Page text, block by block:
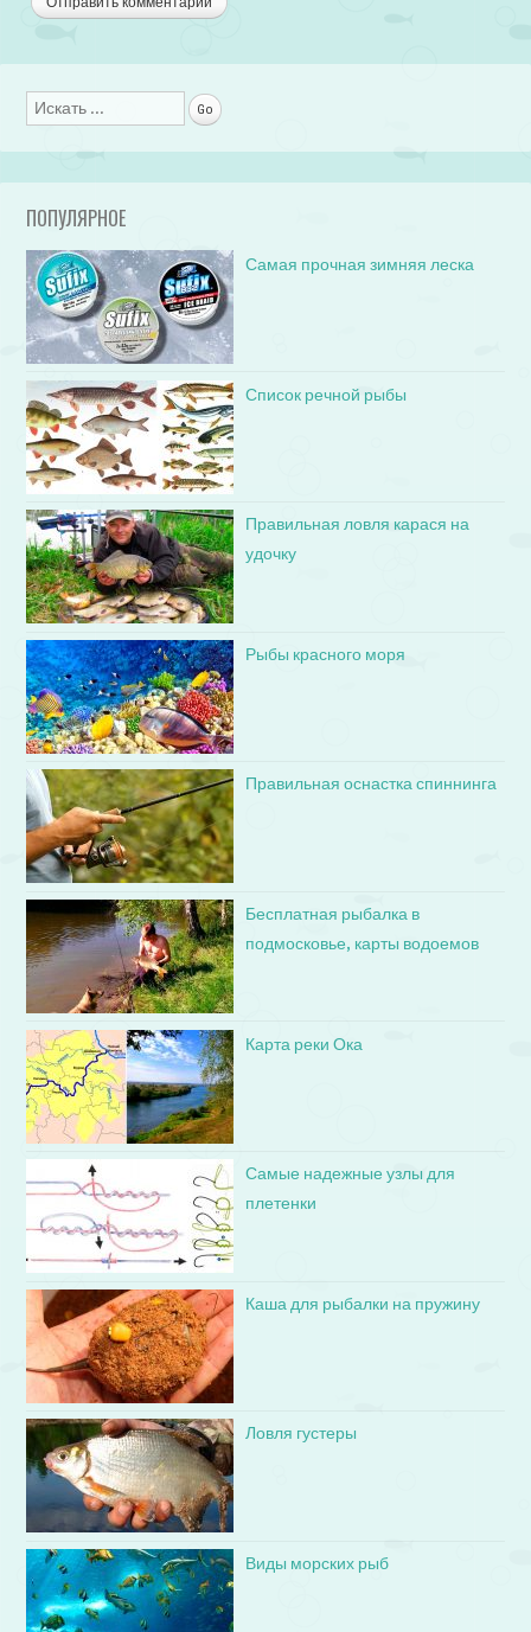
Поиск
ПОПУЛЯРНОЕ
Самая прочная зимняя леска
Список речной рыбы
Правильная ловля карася на
удочку
Рыбы красного моря
Правильная оснастка спиннинга
Бесплатная рыбалка в
подмосковье, карты водоемов
Карта реки Ока
Самые надежные узлы для
плетенки
Каша для рыбалки на пружину
Ловля густеры
Виды морских рыб